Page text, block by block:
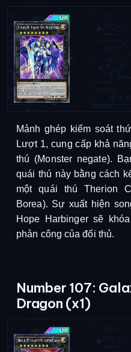
Mảnh ghép kiểm soát
Lượt 1, cung cấp khả
thú (Monster negate).
quái thú này bằng cách
một quái thú Therion
Borea). Sự xuất hiện
Hope Harbinger sẽ
phản công của đối thủ.
Number 107:
Dragon (x1)